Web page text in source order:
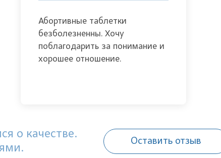
Абортивные таблетки
безболезненны. Хочу
поблагодарить за понимание и
хорошее отношение.
о качестве.
Оставить отзыв